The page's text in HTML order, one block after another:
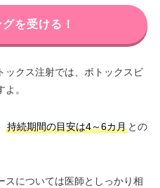
を受ける！
ックス注射では、ボトックスビ
。
持続期間の目安は4～6カ月との
スについては医師としっかり相